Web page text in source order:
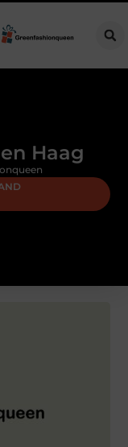
zonder schoorsteen
Haag